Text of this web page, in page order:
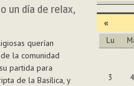
un día de relax,
querían
la comunidad
partida para
de la Basílica, y
«
Lu
3
4